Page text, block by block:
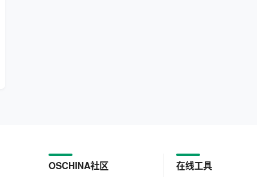
OSCHINA社区 在线工具